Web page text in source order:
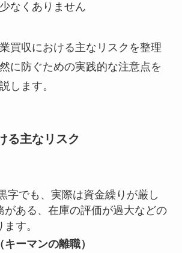
なくありません
買収における主なリスクを整理
に防ぐための実践的な注意点を
します。
る主なリスク
字でも、実際は資金繰りが厳し
がある、在庫の評価が過大などの
す。
ーマンの離職）